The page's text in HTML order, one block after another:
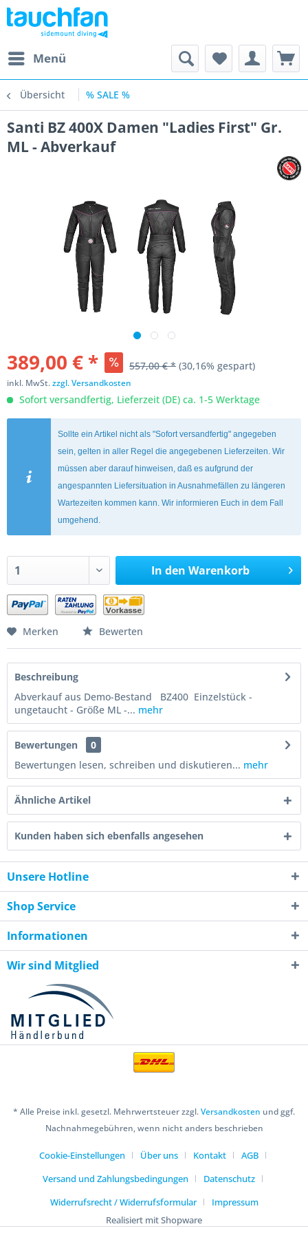
Menü
Übersicht % SALE %
Santi BZ 400X Damen "Ladies First" Gr.
ML - Abverkauf
389,00 € * 557,00 € * (30,16% gespart)
inkl. MwSt.zzgl. Versandkosten
Sofort versandfertig, Lieferzeit (DE) ca. 1-5 Werktage
Sollte ein Artikel nicht als "Sofort versandfertig" angegeben
sein, gelten in aller Regel die angegebenen Lieferzeiten. Wir
müssen aber darauf hinweisen, daß es aufgrund der
angespannten Liefersituation in Ausnahmefällen zu längeren
Wartezeiten kommen kann. Wir informieren Euch in dem Fall
umgehend.
In den Warenkorb
Merken Bewerten
Beschreibung
Abverkauf aus Demo-Bestand BZ400 Einzelstück -
ungetaucht - Größe ML -... mehr
Bewertungen
0
Bewertungen lesen, schreiben und diskutieren... mehr
Ähnliche Artikel
Kunden haben sich ebenfalls angesehen
Unsere Hotline
Shop Service
Informationen
Wir sind Mitglied
* Alle Preise inkl. gesetzl. Mehrwertsteuer zzgl.Versandkosten und ggf.
Nachnahmegebühren, wenn nicht anders beschrieben
Cookie-Einstellungen Über uns Kontakt
AGB
Versand und Zahlungsbedingungen
Datenschutz
Widerrufsrecht / Widerrufsformular
Impressum
Realisiert mit Shopware